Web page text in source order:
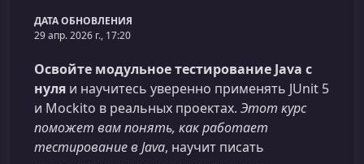
ДАТА ОБНОВЛЕНИЯ
29 апр. 2026 г., 17:20
Освойте модульное тестирование Java с
нуля и научитесь уверенно применять JUnit 5
и Mockito в реальных проектах. Этот курс
поможет вам понять, как работает
тестирование в Java, научит писать